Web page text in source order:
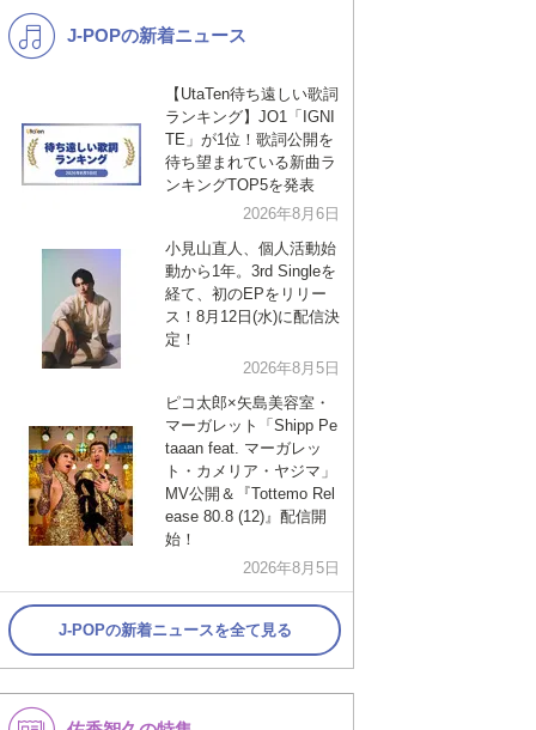
K-POP 演歌・歌謡
洋楽
ディズニー
J-POPの新着ニュース
【UtaTen待ち遠しい歌詞
ランキング】JO1「IGNI
TE」が1位！歌詞公開を
待ち望まれている新曲ラ
ンキングTOP5を発表
2026年8月6日
小見山直人、個人活動始
動から1年。3rd Singleを
経て、初のEPをリリー
ス！8月12日(水)に配信決
定！
2026年8月5日
ピコ太郎×矢島美容室・
マーガレット「Shipp Pe
taaan feat. マーガレッ
ト・カメリア・ヤジマ」
MV公開＆『Tottemo Rel
ease 80.8 (12)』配信開
始！
2026年8月5日
J-POPの新着ニュースを全て見る